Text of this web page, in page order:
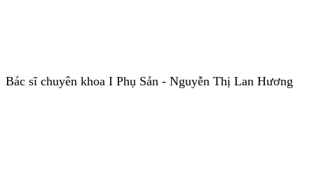
Bác sĩ chuyên khoa I Phụ Sản - Nguyễn Thị Lan Hương